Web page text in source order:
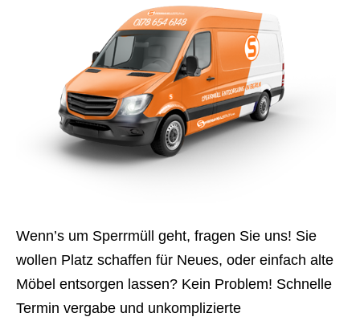
Wenn’s um Sperrmüll geht, fragen Sie uns! Sie
wollen Platz schaffen für Neues, oder einfach alte
Möbel entsorgen lassen? Kein Problem! Schnelle
Termin vergabe und unkomplizierte